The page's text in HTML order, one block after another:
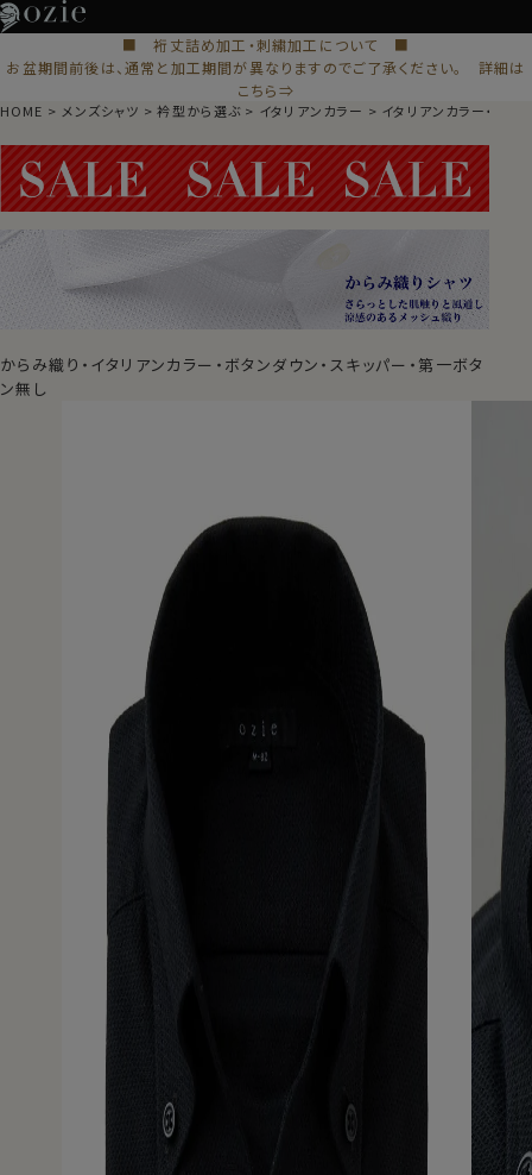
■ 裄丈詰め加工・刺繍加工について ■
お盆期間前後は、通常と加工期間が異なりますのでご了承ください。 詳細は
こちら⇒
HOME メンズシャツ 衿型から選ぶ イタリアンカラー イタリアンカラー・スキ
からみ織り・イタリアンカラー・ボタンダウン・スキッパー・第一ボタ
ン無し